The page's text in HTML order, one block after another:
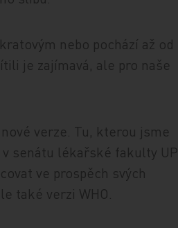
nebo pochází až od
je zajímavá, ale pro naše
verze. Tu, kterou jsme
senátu lékařské fakulty UP
ve prospěch svých
také verzi WHO.